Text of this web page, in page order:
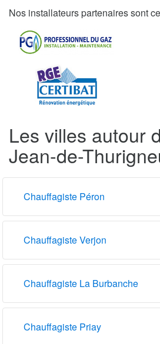
Nos installateurs partenaires sont
Les villes autour
Jean-de-
Chauffagiste Péron
Chauffagiste Verjon
Chauffagiste La Burbanche
Chauffagiste Priay